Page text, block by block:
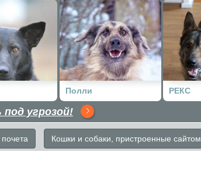
Полли РЕКС
угрозой!
Кошки и собаки, пристроенные сайтом